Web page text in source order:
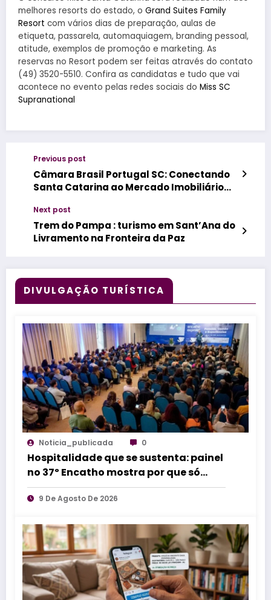
melhores resorts do estado, o Grand Suites Family
Resort com vários dias de preparação, aulas de
etiqueta, passarela, automaquiagem, branding pessoal,
atitude, exemplos de promoção e marketing. As
reservas no Resort podem ser feitas através do contato
(49) 3520-5510. Confira as candidatas e tudo que vai
acontece no evento pelas redes sociais do Miss SC
Supranational
Previous post
Câmara Brasil Portugal SC: Conectando
Santa Catarina ao Mercado Imobiliário
Next post
Trem do Pampa : turismo em Sant’Ana do
Livramento na Fronteira da Paz
DIVULGAÇÃO TURÍSTICA
Noticia_publicada 0
Hospitalidade que se sustenta: painel
no 37º Encatho mostra por que só
treinar equipes não resolve
9 De Agosto De 2026